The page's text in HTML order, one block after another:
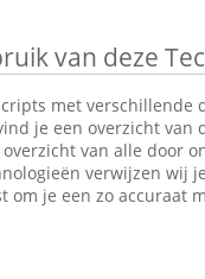
van deze
met
je een overzicht
van alle door
verwijzen wij
om je een zo accuraat